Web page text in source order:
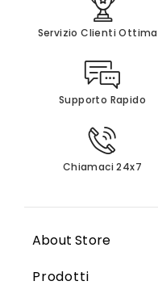
Servizio Clienti
Supporto Rapido
Chiamaci 24x7
About Store
Prodotti